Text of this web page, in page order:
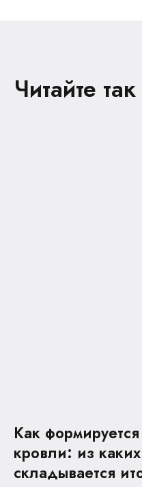
Читайте
Как
кровли: из каких
складывается